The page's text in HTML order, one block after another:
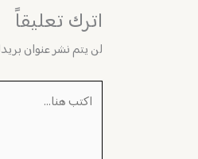
اترك تعليقاً
لن يتم نشر عنوان
اكتب